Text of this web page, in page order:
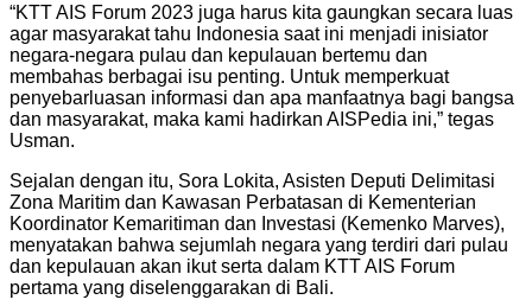
“KTT AIS Forum 2023 juga harus kita gaungkan secara luas
agar masyarakat tahu Indonesia saat ini menjadi inisiator
negara-negara pulau dan kepulauan bertemu dan
membahas berbagai isu penting. Untuk memperkuat
penyebarluasan informasi dan apa manfaatnya bagi bangsa
dan masyarakat, maka kami hadirkan AISPedia ini,” tegas
Usman.
Sejalan dengan itu, Sora Lokita, Asisten Deputi Delimitasi
Zona Maritim dan Kawasan Perbatasan di Kementerian
Koordinator Kemaritiman dan Investasi (Kemenko Marves),
menyatakan bahwa sejumlah negara yang terdiri dari pulau
dan kepulauan akan ikut serta dalam KTT AIS Forum
pertama yang diselenggarakan di Bali.